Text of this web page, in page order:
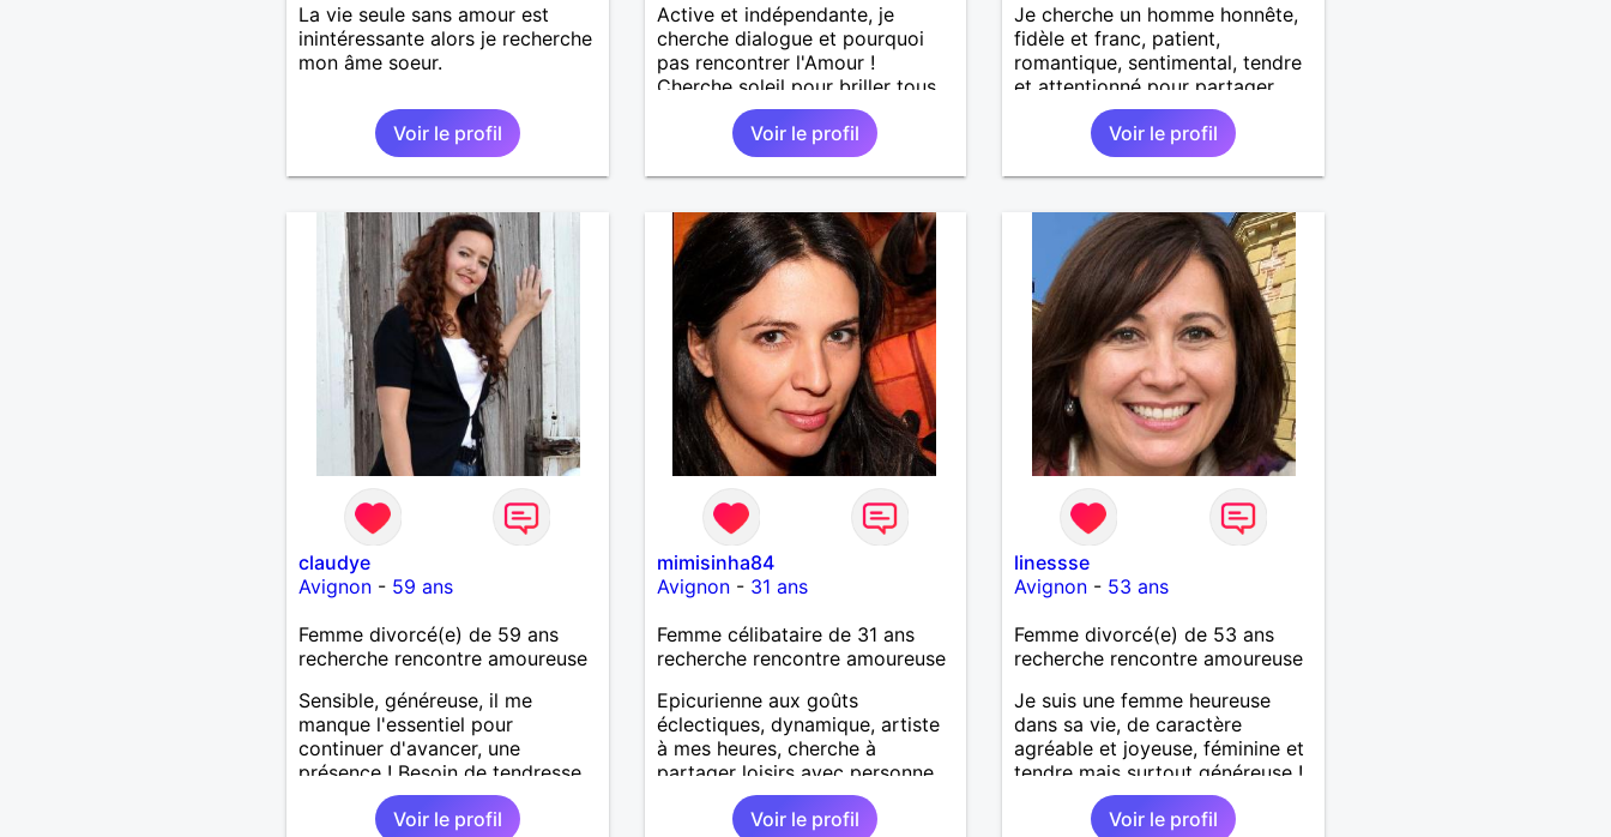
La vie seule sans amour est
inintéressante alors je recherche
mon âme soeur.
Voir le profil
Active et indépendante, je
cherche dialogue et pourquoi
pas rencontrer l'Amour !
Cherche soleil pour briller tous
les jours avec du charme de
l'humour, si possible honnête et
Voir le profil
Je cherche un homme honnête,
fidèle et franc, patient,
romantique, sentimental, tendre
et attentionné pour partager
des loisirs et des sorties dans
un premier temps.
Voir le profil
claudye
Avignon- 59 ans
Femme divorcé(e) de 59 ans
recherche rencontre amoureuse
Sensible, généreuse, il me
manque l'essentiel pour
continuer d'avancer, une
présence ! Besoin de tendresse,
de douceur et de sérénité !
Voir le profil
mimisinha84
Avignon- 31 ans
Femme célibataire de 31 ans
recherche rencontre amoureuse
Epicurienne aux goûts
éclectiques, dynamique, artiste
à mes heures, cherche à
partager loisirs avec personne
ayant un bon niveau culturel.
Voir le profil
linessse
Avignon - 53 ans
Femme divorcé(e) de 53 ans
recherche rencontre amoureuse
Je suis une femme heureuse
dans sa vie, de caractère
agréable et joyeuse, féminine et
tendre mais surtout généreuse !
Voir le profil